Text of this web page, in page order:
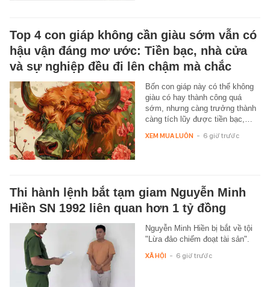
Top 4 con giáp không cần giàu sớm vẫn có
hậu vận đáng mơ ước: Tiền bạc, nhà cửa
và sự nghiệp đều đi lên chậm mà chắc
Bốn con giáp này có thể không
giàu có hay thành công quá
sớm, nhưng càng trưởng thành
càng tích lũy được tiền bạc,…
XEM MUA LUÔN - 6 giờ trước
Thi hành lệnh bắt tạm giam Nguyễn Minh
Hiền SN 1992 liên quan hơn 1 tỷ đồng
Nguyễn Minh Hiền bị bắt về tội
"Lừa đảo chiếm đoạt tài sản".
XÃ HỘI - 6 giờ trước